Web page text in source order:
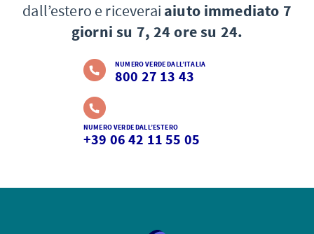
dall’estero e riceverai aiuto immediato 7
giorni su 7, 24 ore su 24.
NUMERO VERDE DALL’ITALIA
800 27 13 43
NUMERO VERDE DALL’ESTERO
+39 06 42 11 55 05